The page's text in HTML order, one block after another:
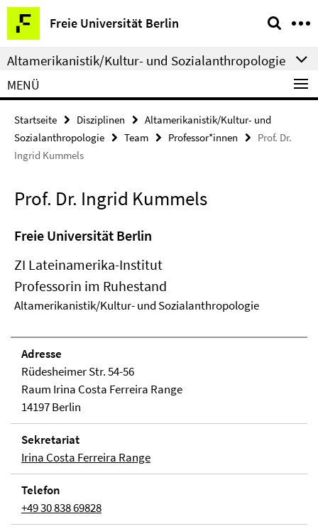
Springe
direkt
zu
Inhalt
Freie Universität Berlin
Service-
Navigation
Altamerikanistik/Kultur- und Sozialanthropologie
MENÜ
Startseite Disziplinen
Altamerikanistik/Kultur- und
Sozialanthropologie
Team Professor*innen
Prof. Dr.
Ingrid Kummels
Prof. Dr. Ingrid Kummels
Freie Universität Berlin
ZI Lateinamerika-Institut
Professorin im Ruhestand
Altamerikanistik/Kultur- und Sozialanthropologie
Adresse
Rüdesheimer Str. 54-56
Raum Irina Costa Ferreira Range
14197 Berlin
Sekretariat
Irina Costa Ferreira Range
Telefon
+49 30 838 69828